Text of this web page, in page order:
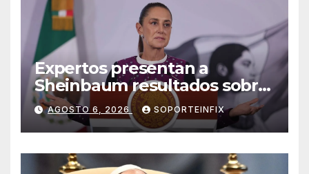
Expertos presentan a
Sheinbaum resultados sobre
extracción de gas y
recomiendan consulta para
fracking
AGOSTO 6, 2026 SOPORTEINFIX